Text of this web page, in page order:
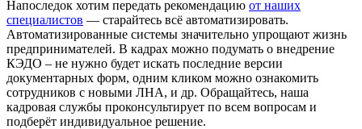
Напоследок хотим передать рекомендацию от наших
специалистов — старайтесь всё автоматизировать.
Автоматизированные системы значительно упрощают жизнь
предпринимателей. В кадрах можно подумать о внедрение
КЭДО – не нужно будет искать последние версии
документарных форм, одним кликом можно ознакомить
сотрудников с новыми ЛНА, и др. Обращайтесь, наша
кадровая службы проконсультирует по всем вопросам и
подберёт индивидуальное решение.